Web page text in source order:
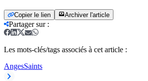
Copier le lien Archiver l'article
Partager sur:
Les mots-clés/tags associés à cet article :
AngesSaints